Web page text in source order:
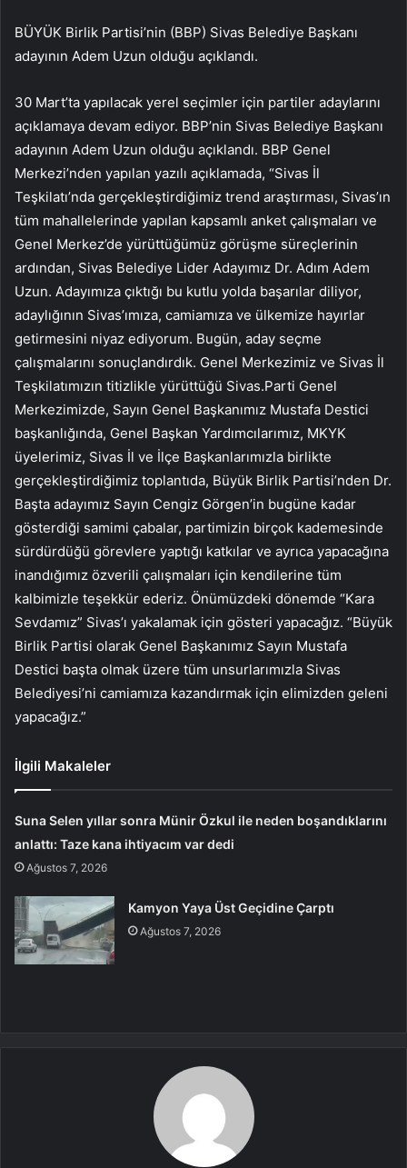
BÜYÜK Birlik Partisi’nin (BBP) Sivas Belediye Başkanı
adayının Adem Uzun olduğu açıklandı.
30 Mart’ta yapılacak yerel seçimler için partiler adaylarını
açıklamaya devam ediyor. BBP’nin Sivas Belediye Başkanı
adayının Adem Uzun olduğu açıklandı. BBP Genel
Merkezi’nden yapılan yazılı açıklamada, “Sivas İl
Teşkilatı’nda gerçekleştirdiğimiz trend araştırması, Sivas’ın
tüm mahallelerinde yapılan kapsamlı anket çalışmaları ve
Genel Merkez’de yürüttüğümüz görüşme süreçlerinin
ardından, Sivas Belediye Lider Adayımız Dr. Adım Adem
Uzun. Adayımıza çıktığı bu kutlu yolda başarılar diliyor,
adaylığının Sivas’ımıza, camiamıza ve ülkemize hayırlar
getirmesini niyaz ediyorum. Bugün, aday seçme
çalışmalarını sonuçlandırdık. Genel Merkezimiz ve Sivas İl
Teşkilatımızın titizlikle yürüttüğü Sivas.Parti Genel
Merkezimizde, Sayın Genel Başkanımız Mustafa Destici
başkanlığında, Genel Başkan Yardımcılarımız, MKYK
üyelerimiz, Sivas İl ve İlçe Başkanlarımızla birlikte
gerçekleştirdiğimiz toplantıda, Büyük Birlik Partisi’nden Dr.
Başta adayımız Sayın Cengiz Görgen’in bugüne kadar
gösterdiği samimi çabalar, partimizin birçok kademesinde
sürdürdüğü görevlere yaptığı katkılar ve ayrıca yapacağına
inandığımız özverili çalışmaları için kendilerine tüm
kalbimizle teşekkür ederiz. Önümüzdeki dönemde “Kara
Sevdamız” Sivas’ı yakalamak için gösteri yapacağız. “Büyük
Birlik Partisi olarak Genel Başkanımız Sayın Mustafa
Destici başta olmak üzere tüm unsurlarımızla Sivas
Belediyesi’ni camiamıza kazandırmak için elimizden geleni
yapacağız.”
İlgili Makaleler
Suna Selen yıllar sonra Münir Özkul ile neden boşandıklarını
anlattı: Taze kana ihtiyacım var dedi
Ağustos 7, 2026
Kamyon Yaya Üst Geçidine Çarptı
Ağustos 7, 2026